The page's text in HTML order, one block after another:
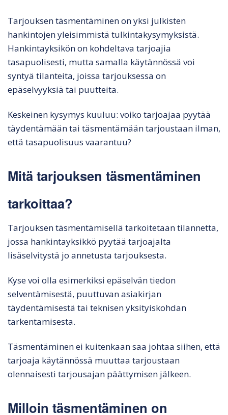
Tarjouksen täsmentäminen on yksi julkisten
hankintojen yleisimmistä tulkintakysymyksistä.
Hankintayksikön on kohdeltava tarjoajia
tasapuolisesti, mutta samalla käytännössä voi
syntyä tilanteita, joissa tarjouksessa on
epäselvyyksiä tai puutteita.
Keskeinen kysymys kuuluu: voiko tarjoajaa pyytää
täydentämään tai täsmentämään tarjoustaan ilman,
että tasapuolisuus vaarantuu?
Mitä tarjouksen täsmentäminen
tarkoittaa?
Tarjouksen täsmentämisellä tarkoitetaan tilannetta,
jossa hankintayksikkö pyytää tarjoajalta
lisäselvitystä jo annetusta tarjouksesta.
Kyse voi olla esimerkiksi epäselvän tiedon
selventämisestä, puuttuvan asiakirjan
täydentämisestä tai teknisen yksityiskohdan
tarkentamisesta.
Täsmentäminen ei kuitenkaan saa johtaa siihen, että
tarjoaja käytännössä muuttaa tarjoustaan
olennaisesti tarjousajan päättymisen jälkeen.
Milloin täsmentäminen on